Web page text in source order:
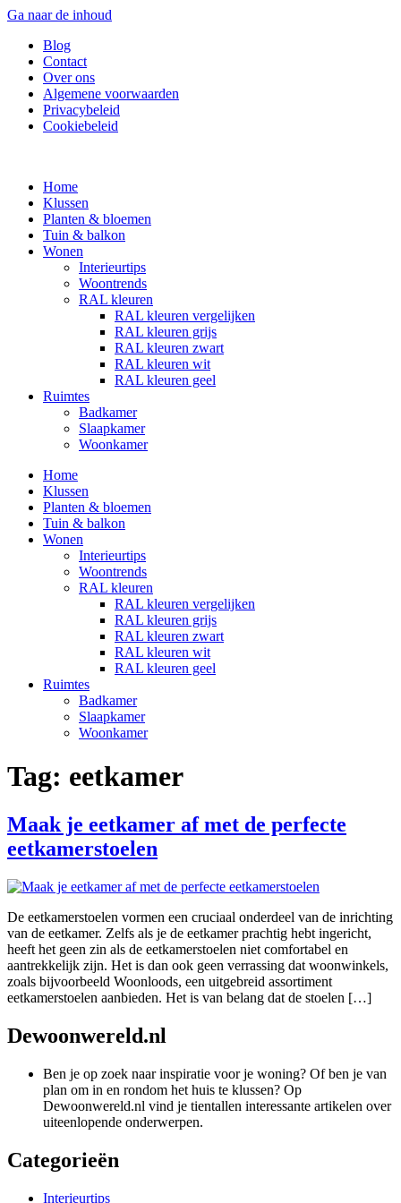
Ga naar de inhoud
Blog
Contact
Over ons
Algemene voorwaarden
Privacybeleid
Cookiebeleid
Home
Klussen
Planten & bloemen
Tuin & balkon
Wonen
Interieurtips
Woontrends
RAL kleuren
RAL kleuren vergelijken
RAL kleuren grijs
RAL kleuren zwart
RAL kleuren wit
RAL kleuren geel
Ruimtes
Badkamer
Slaapkamer
Woonkamer
Home
Klussen
Planten & bloemen
Tuin & balkon
Wonen
Interieurtips
Woontrends
RAL kleuren
RAL kleuren vergelijken
RAL kleuren grijs
RAL kleuren zwart
RAL kleuren wit
RAL kleuren geel
Ruimtes
Badkamer
Slaapkamer
Woonkamer
Tag: eetkamer
Maak je eetkamer af met de perfecte
eetkamerstoelen
De eetkamerstoelen vormen een cruciaal onderdeel van de inrichting
van de eetkamer. Zelfs als je de eetkamer prachtig hebt ingericht,
heeft het geen zin als de eetkamerstoelen niet comfortabel en
aantrekkelijk zijn. Het is dan ook geen verrassing dat woonwinkels,
zoals bijvoorbeeld Woonloods, een uitgebreid assortiment
eetkamerstoelen aanbieden. Het is van belang dat de stoelen […]
Dewoonwereld.nl
Ben je op zoek naar inspiratie voor je woning? Of ben je van
plan om in en rondom het huis te klussen? Op
Dewoonwereld.nl vind je tientallen interessante artikelen over
uiteenlopende onderwerpen.
Categorieën
Interieurtips